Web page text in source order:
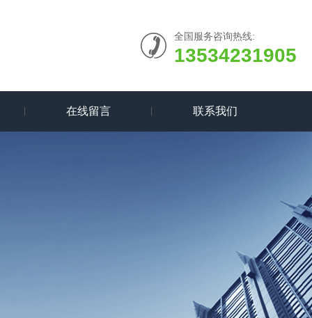
全国服务咨询热线:
13534231905
在线留言 联系我们